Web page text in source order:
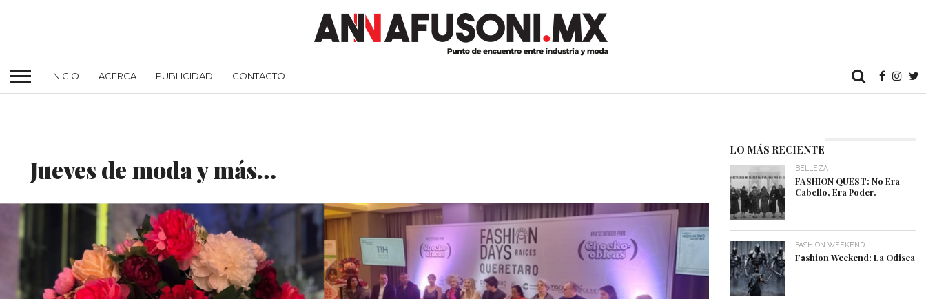
INICIO ACERCA PUBLICIDAD CONTACTO
Jueves de moda y más…
LO MÁS RECIENTE
BELLEZA
FASHION QUEST: No Era
Cabello, Era Poder.
FASHION WEEKEND
Fashion Weekend: La Odisea